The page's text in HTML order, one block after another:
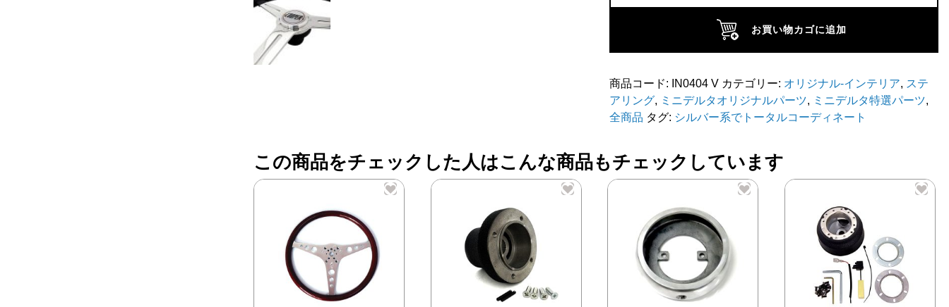
ン
ラ
シ
ス
グ
お買い物カゴに追加
商品コード: IN0404 V カテゴリー: オリジナル-インテリア, ステ
アリング, ミニデルタオリジナルパーツ, ミニデルタ特選パーツ,
全商品 タグ: シルバー系でトータルコーディネート
この商品をチェックした人はこんな商品もチェックしています